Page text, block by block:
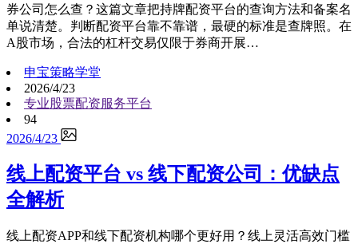
券公司怎么查？这篇文章把持牌配资平台的查询方法和备案名
单说清楚。判断配资平台靠不靠谱，最硬的标准是查牌照。在
A股市场，合法的杠杆交易仅限于券商开展…
申宝策略学堂
2026/4/23
专业股票配资服务平台
94
2026/4/23
线上配资平台 vs 线下配资公司：优缺点
全解析
线上配资APP和线下配资机构哪个更好用？线上灵活高效门槛